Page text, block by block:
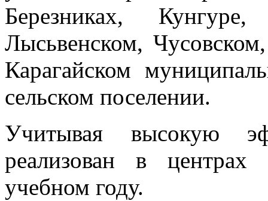
Березниках,
Лысьвенском,
Карагайском
сельском поселении.
Учитывая высокую
реализован в
учебном году.